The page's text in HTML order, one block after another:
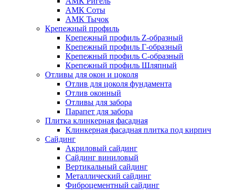
АМК Соты
АМК Тычок
Крепежный профиль
Крепежный профиль Z-образный
Крепежный профиль Г-образный
Крепежный профиль С-образный
Крепежный профиль Шляпный
Отливы для окон и цоколя
Отлив для цоколя фундамента
Отлив оконный
Отливы для забора
Парапет для забора
Плитка клинкерная фасадная
Клинкерная фасадная плитка под кирпич
Сайдинг
Акриловый сайдинг
Сайдинг виниловый
Вертикальный сайдинг
Металлический сайдинг
Фиброцементный сайдинг